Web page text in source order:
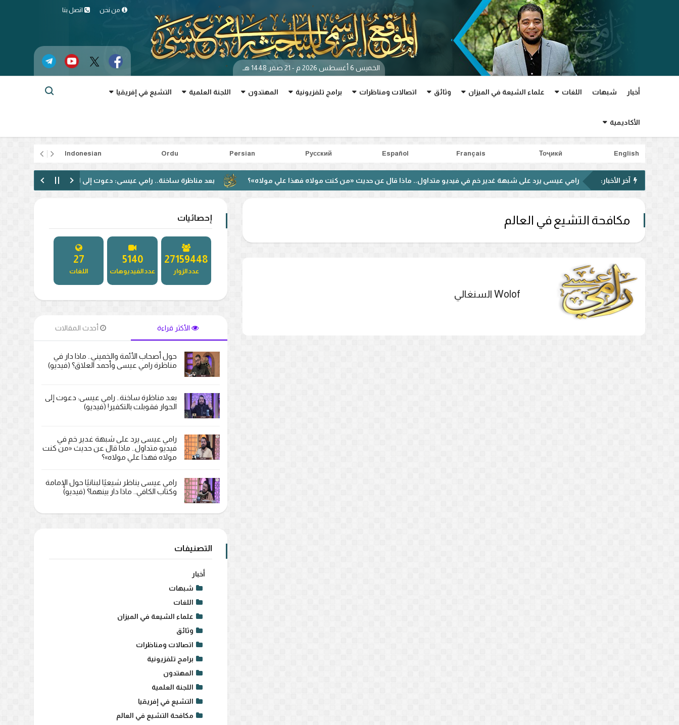
من نحن اتصل بنا
الخميس 6 أغسطس 2026 م - 21 صفر 1448 هـ
أخبار شبهات اللغات علماء الشيعة في الميزان وثائق اتصالات ومناظرات برامج تلفزيونية المهتدون اللجنة العلمية التشيع في إفريقيا
الأكاديمية
English
Тоҷикӣ
Français
Español
Pусский
Persian
Ordu
Indonesian
آخر الأخبار:رامي عيسى يرد على شبهة غدير خم في فيديو متداول.. ماذا قال عن حديث «من كنت مولاه فهذا علي مولاه»؟ بعد مناظرة ساخنة.. رامي عيسى: دعوت إلى الحوار فقوبلت بالتكفير! (فيديو)
مكافحة التشيع في العالم
Wolof السنغالي
إحصائيات
27295928
عدد الزوار
5181
عدد الفيديوهات
27
اللغات
الأكثر قراءة أحدث المقالات
حول أصحاب الأئمة والخميني.. ماذا دار في
مناظرة رامي عيسى وأحمد العلاق؟ (فيديو)
بعد مناظرة ساخنة.. رامي عيسى: دعوت إلى
الحوار فقوبلت بالتكفير! (فيديو)
رامي عيسى يرد على شبهة غدير خم في
فيديو متداول.. ماذا قال عن حديث «من كنت
مولاه فهذا علي مولاه»؟
رامي عيسى يناظر شيعيًا لبنانيًا حول الإمامة
وكتاب الكافي.. ماذا دار بينهما؟ (فيديو)
التصنيفات
أخبار
شبهات
اللغات
علماء الشيعة في الميزان
وثائق
اتصالات ومناظرات
برامج تلفزيونية
المهتدون
اللجنة العلمية
التشيع في إفريقيا
مكافحة التشيع في العالم